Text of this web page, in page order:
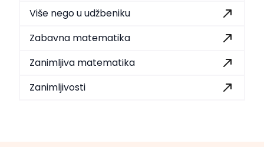
Više nego u udžbeniku
Zabavna matematika
Zanimljiva matematika
Zanimljivosti